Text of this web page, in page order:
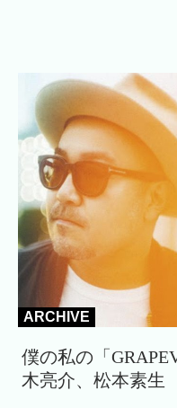
ARCHIVE
僕の私の「
木亮介、松本素生